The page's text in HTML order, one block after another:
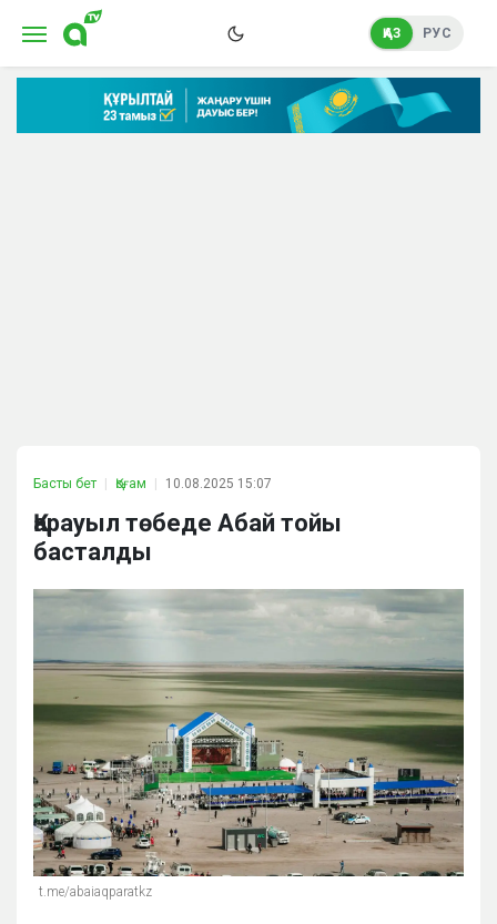
ҚАЗ РУС
Басты бет Қоғам 10.08.2025 15:07
Қарауыл төбеде Абай тойы
басталды
t.me/abaiaqparatkz